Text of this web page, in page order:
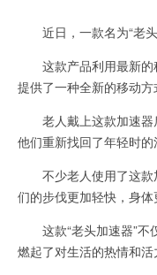
近日，一款名为“老头
这款产品利用最新的
提供了一种全新的移动方
老人戴上这款加速器
他们重新找回了年轻时的
不少老人使用了这款
们的步伐更加轻快，身体
这款“老头加速器”不
燃起了对生活的热情和活